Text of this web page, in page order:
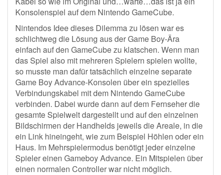
Konsolenspiel auf dem Nintendo GameCube.
Nintendos Idee dieses Dilemma zu lösen war es
schlichtweg die Lösung aus der Game Boy-Ära
einfach auf den GameCube zu klatschen. Wenn man
das Spiel also mit mehreren Spielern spielen wollte,
so musste man dafür tatsächlich einzelne separate
Game Boy Advance-Konsolen über ein spezielles
Verbindungskabel mit dem Nintendo GameCube
verbinden. Dabei wurde dann auf dem Fernseher die
gesamte Spielwelt dargestellt und auf den einzelnen
Bildschirmen der Handhelds jeweils die Areale, in die
ein Link hineingeht, wie zum Beispiel Höhlen oder ein
Haus. Im Mehrspielermodus benötigt jeder einzelne
Spieler einen Gameboy Advance. Ein Mitspielen über
einen normalen Controller war nicht möglich.